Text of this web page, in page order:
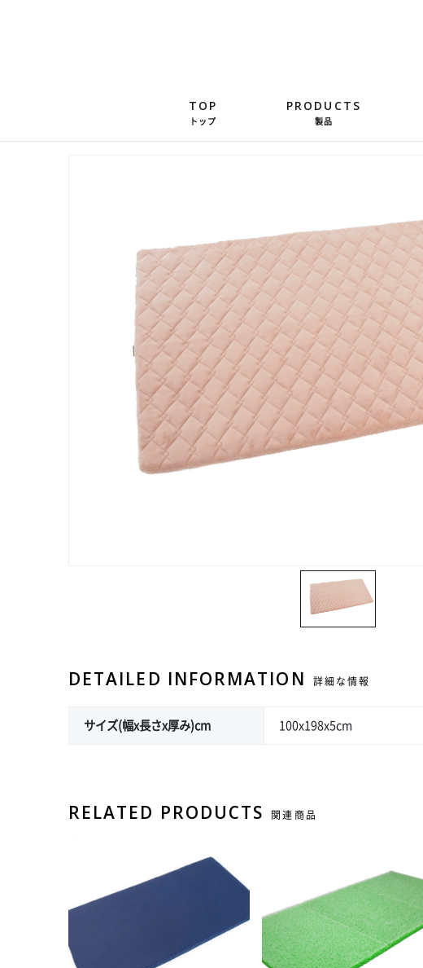
TOP
トップ
PRODUCTS
製品
DETAILED INFORMATION 詳細な情報
サイズ(幅x長さx厚み)cm 100x198x5cm
RELATED PRODUCTS 関連商品